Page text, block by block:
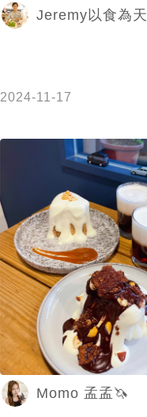
Jeremy以食為天
2024-11-17
Momo 孟孟🦄